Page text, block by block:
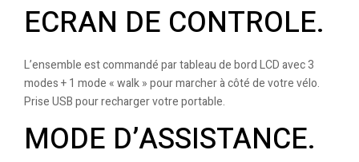
ECRAN DE CONTROLE.
L’ensemble est commandé par tableau de bord LCD avec 3
modes + 1 mode « walk » pour marcher à côté de votre vélo.
Prise USB pour recharger votre portable.
MODE D’ASSISTANCE.